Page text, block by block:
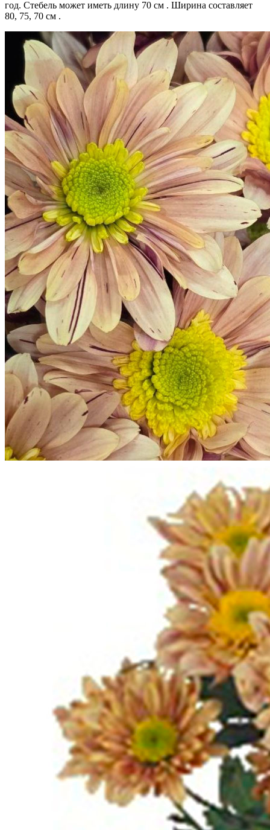
год. Стебель может иметь длину 70 см . Ширина составляет
80, 75, 70 см .